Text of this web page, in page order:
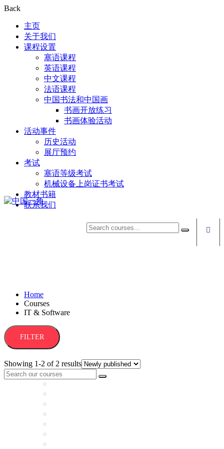
Back
主页
关于我们
课程设置
塞语课程
英语课程
中文课程
法语课程
中国书法和中国画
书画开放练习
书画体验活动
活动事件
历史活动
展厅预约
考试
塞语等级考试
机械设备上岗证书考试
教材书籍
联系我们
Home
Courses
IT & Software
FILTER
Showing 1-2 of 2 results